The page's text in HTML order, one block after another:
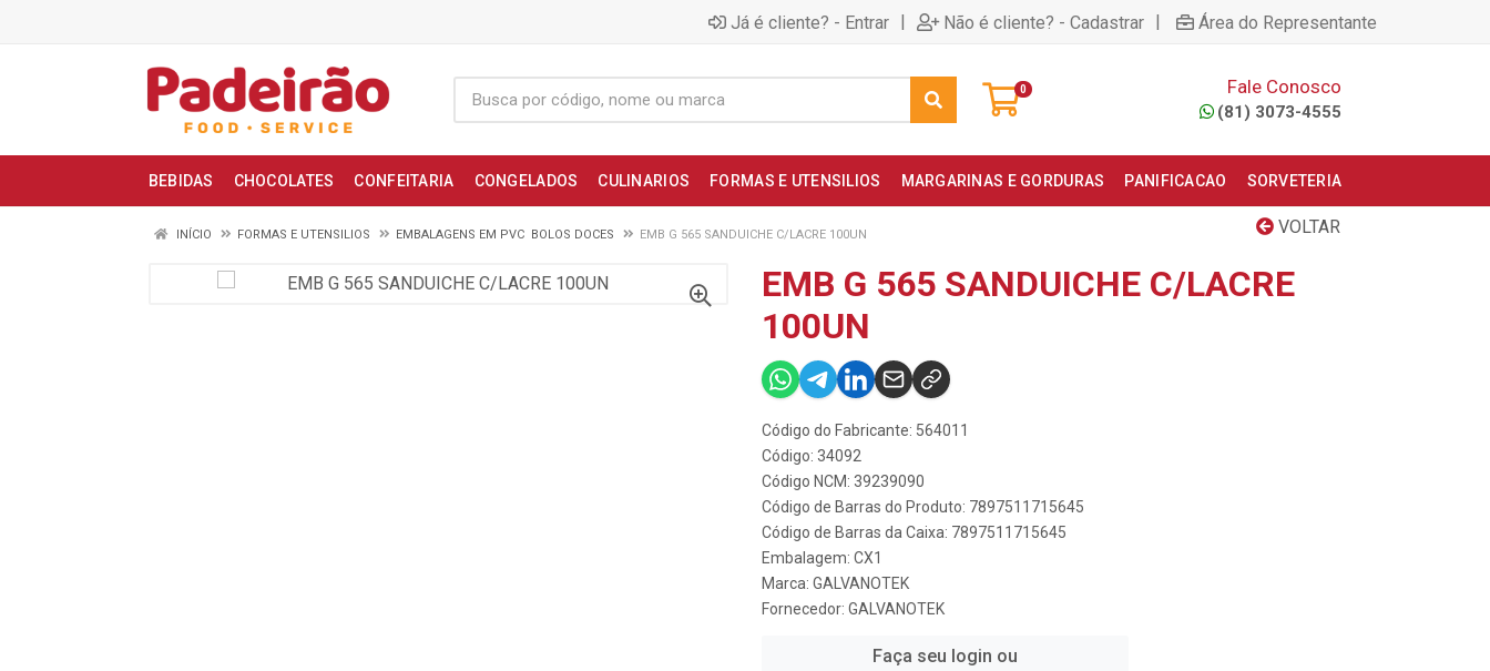
Já é cliente? - Entrar | Não é cliente? - Cadastrar | Área do Representante
0 Fale Conosco
(81) 3073-4555
BEBIDAS CHOCOLATES CONFEITARIA CONGELADOS CULINARIOS FORMAS E UTENSILIOS MARGARINAS E GORDURAS PANIFICACAO SORVETERIA
VOLTAR
INÍCIO FORMAS E UTENSILIOS EMBALAGENS EM PVC BOLOS DOCES EMB G 565 SANDUICHE C/LACRE 100UN
EMB G 565 SANDUICHE C/LACRE
100UN
Código do Fabricante: 564011
Código: 34092
Código NCM: 39239090
Código de Barras do Produto: 7897511715645
Código de Barras da Caixa: 7897511715645
Embalagem: CX1
Marca: GALVANOTEK
Fornecedor: GALVANOTEK
Faça seu login ou